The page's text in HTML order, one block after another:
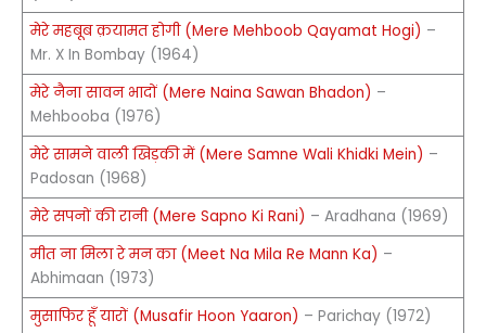
मेरे महबूब क़यामत होगी (Mere Mehboob Qayamat Hogi) –
Mr. X In Bombay (1964)
मेरे नैना सावन भादों (Mere Naina Sawan Bhadon) –
Mehbooba (1976)
मेरे सामने वाली खिड़की में (Mere Samne Wali Khidki Mein) –
Padosan (1968)
मेरे सपनों की रानी (Mere Sapno Ki Rani) – Aradhana (1969)
मीत ना मिला रे मन का (Meet Na Mila Re Mann Ka) –
Abhimaan (1973)
मुसाफिर हूँ यारों (Musafir Hoon Yaaron) – Parichay (1972)